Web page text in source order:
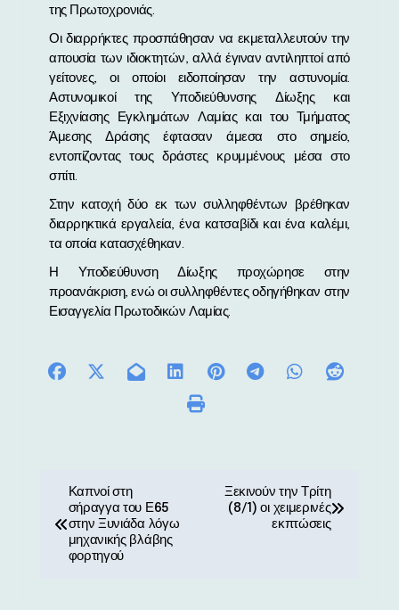
της Πρωτοχρονιάς.
Οι διαρρήκτες προσπάθησαν να εκμεταλλευτούν την
απουσία των ιδιοκτητών, αλλά έγιναν αντιληπτοί από
γείτονες, οι οποίοι ειδοποίησαν την αστυνομία.
Αστυνομικοί της Υποδιεύθυνσης Δίωξης και
Εξιχνίασης Εγκλημάτων Λαμίας και του Τμήματος
Άμεσης Δράσης έφτασαν άμεσα στο σημείο,
εντοπίζοντας τους δράστες κρυμμένους μέσα στο
σπίτι.
Στην κατοχή δύο εκ των συλληφθέντων βρέθηκαν
διαρρηκτικά εργαλεία, ένα κατσαβίδι και ένα καλέμι,
τα οποία κατασχέθηκαν.
Η Υποδιεύθυνση Δίωξης προχώρησε στην
προανάκριση, ενώ οι συλληφθέντες οδηγήθηκαν στην
Εισαγγελία Πρωτοδικών Λαμίας.
Καπνοί στη
σήραγγα του Ε65
στην Ξυνιάδα λόγω
μηχανικής βλάβης
φορτηγού
Ξεκινούν την Τρίτη
(8/1) οι χειμερινές
εκπτώσεις